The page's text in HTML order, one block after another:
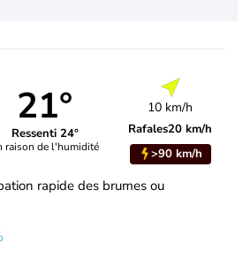
21°
Ressenti 24°
raison de l'humidité
10 km/h
Rafales20 km/h
>90 km/h
rapide des brumes ou